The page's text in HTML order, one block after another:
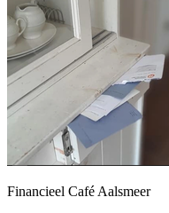
Financieel Café Aalsmeer